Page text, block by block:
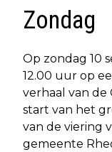
Zondag
Op zondag 10
12.00 uur op
verhaal van de
start van het
van de viering
gemeente